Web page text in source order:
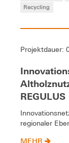
Recycling
Projektdauer:
REGULUS
regionaler
MEHR